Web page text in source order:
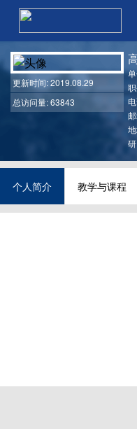
更新时间: 2019.08.29
总访问量: 63843
个人简介 教学与课程